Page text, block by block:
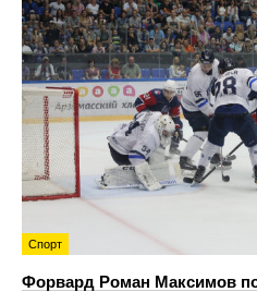
Спорт
Форвард Роман Максимов